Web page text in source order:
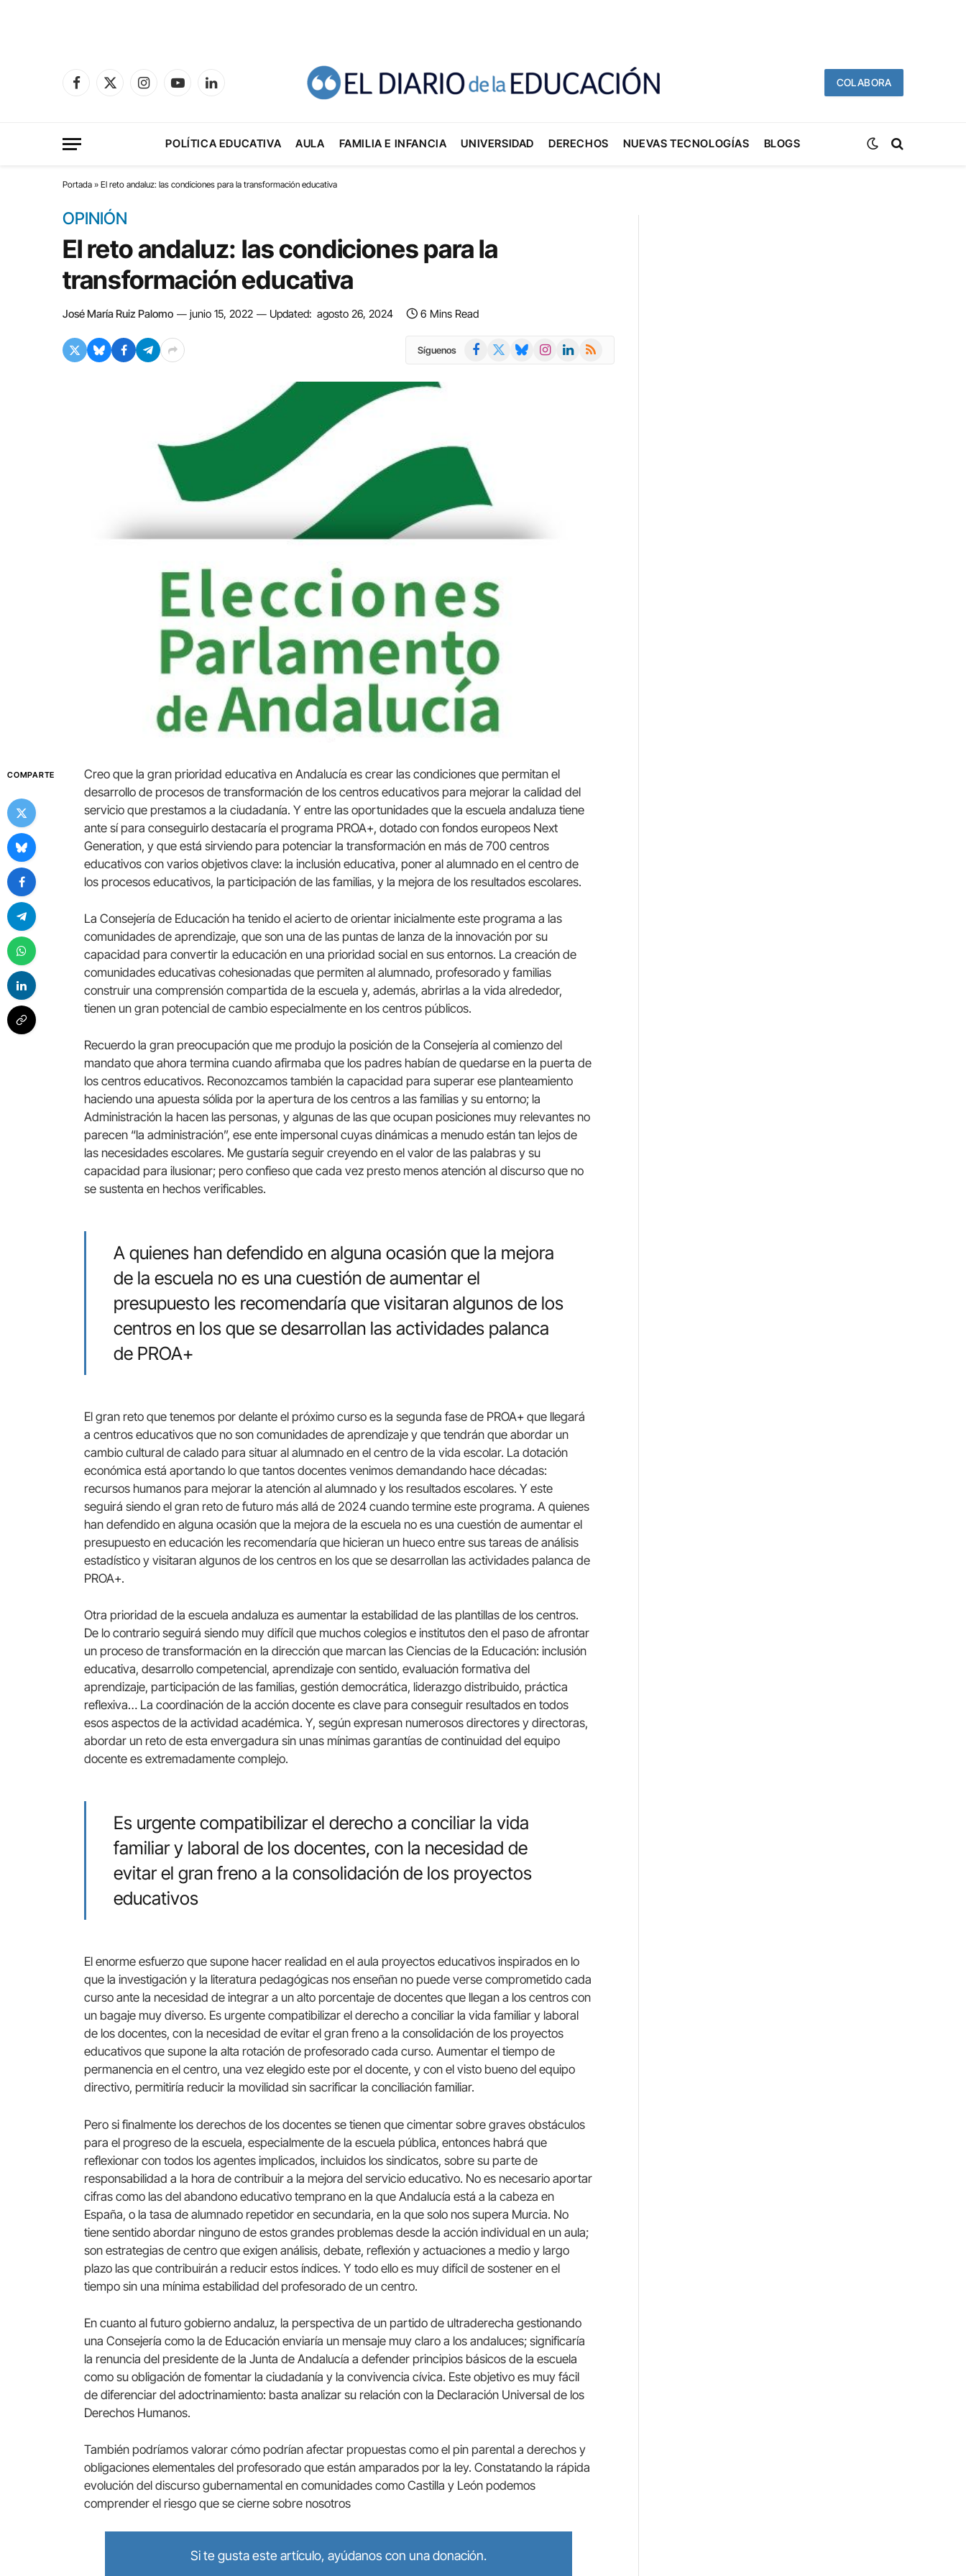
Facebook
X
InstagramYouTubeLinkedIn
COLABORA
POLÍTICA EDUCATIVA AULA FAMILIA E INFANCIA UNIVERSIDAD DERECHOS NUEVAS TECNOLOGÍAS BLOGS
Portada » El reto andaluz: las condiciones para la transformación educativa
OPINIÓN
El reto andaluz: las condiciones para la
transformación educativa
José María Ruiz Palomo junio 15, 2022 Updated: agosto 26, 2024 6 Mins Read
Síguenos Facebook BlueskyInstagramLinkedIn
RSS
COMPARTE
Creo que la gran prioridad educativa en Andalucía es crear las condiciones que permitan el
desarrollo de procesos de transformación de los centros educativos para mejorar la calidad del
servicio que prestamos a la ciudadanía. Y entre las oportunidades que la escuela andaluza tiene
ante sí para conseguirlo destacaría el programa PROA+, dotado con fondos europeos Next
Generation, y que está sirviendo para potenciar la transformación en más de 700 centros
educativos con varios objetivos clave: la inclusión educativa, poner al alumnado en el centro de
los procesos educativos, la participación de las familias, y la mejora de los resultados escolares.
La Consejería de Educación ha tenido el acierto de orientar inicialmente este programa a las
comunidades de aprendizaje, que son una de las puntas de lanza de la innovación por su
capacidad para convertir la educación en una prioridad social en sus entornos. La creación de
comunidades educativas cohesionadas que permiten al alumnado, profesorado y familias
construir una comprensión compartida de la escuela y, además, abrirlas a la vida alrededor,
tienen un gran potencial de cambio especialmente en los centros públicos.
Recuerdo la gran preocupación que me produjo la posición de la Consejería al comienzo del
mandato que ahora termina cuando afirmaba que los padres habían de quedarse en la puerta de
los centros educativos. Reconozcamos también la capacidad para superar ese planteamiento
haciendo una apuesta sólida por la apertura de los centros a las familias y su entorno; la
Administración la hacen las personas, y algunas de las que ocupan posiciones muy relevantes no
parecen “la administración”, ese ente impersonal cuyas dinámicas a menudo están tan lejos de
las necesidades escolares. Me gustaría seguir creyendo en el valor de las palabras y su
capacidad para ilusionar; pero confieso que cada vez presto menos atención al discurso que no
se sustenta en hechos verificables.
A quienes han defendido en alguna ocasión que la mejora
de la escuela no es una cuestión de aumentar el
presupuesto les recomendaría que visitaran algunos de los
centros en los que se desarrollan las actividades palanca
de PROA+
El gran reto que tenemos por delante el próximo curso es la segunda fase de PROA+ que llegará
a centros educativos que no son comunidades de aprendizaje y que tendrán que abordar un
cambio cultural de calado para situar al alumnado en el centro de la vida escolar. La dotación
económica está aportando lo que tantos docentes venimos demandando hace décadas:
recursos humanos para mejorar la atención al alumnado y los resultados escolares. Y este
seguirá siendo el gran reto de futuro más allá de 2024 cuando termine este programa. A quienes
han defendido en alguna ocasión que la mejora de la escuela no es una cuestión de aumentar el
presupuesto en educación les recomendaría que hicieran un hueco entre sus tareas de análisis
estadístico y visitaran algunos de los centros en los que se desarrollan las actividades palanca de
PROA+.
Otra prioridad de la escuela andaluza es aumentar la estabilidad de las plantillas de los centros.
De lo contrario seguirá siendo muy difícil que muchos colegios e institutos den el paso de afrontar
un proceso de transformación en la dirección que marcan las Ciencias de la Educación: inclusión
educativa, desarrollo competencial, aprendizaje con sentido, evaluación formativa del
aprendizaje, participación de las familias, gestión democrática, liderazgo distribuido, práctica
reflexiva… La coordinación de la acción docente es clave para conseguir resultados en todos
esos aspectos de la actividad académica. Y, según expresan numerosos directores y directoras,
abordar un reto de esta envergadura sin unas mínimas garantías de continuidad del equipo
docente es extremadamente complejo.
Es urgente compatibilizar el derecho a conciliar la vida
familiar y laboral de los docentes, con la necesidad de
evitar el gran freno a la consolidación de los proyectos
educativos
El enorme esfuerzo que supone hacer realidad en el aula proyectos educativos inspirados en lo
que la investigación y la literatura pedagógicas nos enseñan no puede verse comprometido cada
curso ante la necesidad de integrar a un alto porcentaje de docentes que llegan a los centros con
un bagaje muy diverso. Es urgente compatibilizar el derecho a conciliar la vida familiar y laboral
de los docentes, con la necesidad de evitar el gran freno a la consolidación de los proyectos
educativos que supone la alta rotación de profesorado cada curso. Aumentar el tiempo de
permanencia en el centro, una vez elegido este por el docente, y con el visto bueno del equipo
directivo, permitiría reducir la movilidad sin sacrificar la conciliación familiar.
Pero si finalmente los derechos de los docentes se tienen que cimentar sobre graves obstáculos
para el progreso de la escuela, especialmente de la escuela pública, entonces habrá que
reflexionar con todos los agentes implicados, incluidos los sindicatos, sobre su parte de
responsabilidad a la hora de contribuir a la mejora del servicio educativo. No es necesario aportar
cifras como las del abandono educativo temprano en la que Andalucía está a la cabeza en
España, o la tasa de alumnado repetidor en secundaria, en la que solo nos supera Murcia. No
tiene sentido abordar ninguno de estos grandes problemas desde la acción individual en un aula;
son estrategias de centro que exigen análisis, debate, reflexión y actuaciones a medio y largo
plazo las que contribuirán a reducir estos índices. Y todo ello es muy difícil de sostener en el
tiempo sin una mínima estabilidad del profesorado de un centro.
En cuanto al futuro gobierno andaluz, la perspectiva de un partido de ultraderecha gestionando
una Consejería como la de Educación enviaría un mensaje muy claro a los andaluces; significaría
la renuncia del presidente de la Junta de Andalucía a defender principios básicos de la escuela
como su obligación de fomentar la ciudadanía y la convivencia cívica. Este objetivo es muy fácil
de diferenciar del adoctrinamiento: basta analizar su relación con la Declaración Universal de los
Derechos Humanos.
También podríamos valorar cómo podrían afectar propuestas como el pin parental a derechos y
obligaciones elementales del profesorado que están amparados por la ley. Constatando la rápida
evolución del discurso gubernamental en comunidades como Castilla y León podemos
comprender el riesgo que se cierne sobre nosotros
Si te gusta este artículo, ayúdanos con una donación.